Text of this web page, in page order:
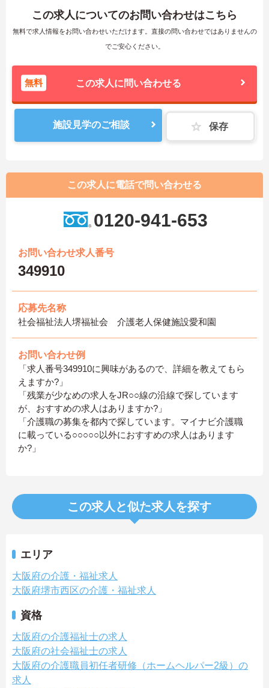
この求人についてのお問い合わせはこちら
無料で求人情報をお問い合わせいただけます。直接の問い合わせではありませんの
でご安心ください。
無料 この求人に問い合わせる
施設見学のご相談 保存
この求人に電話で問い合わせる
0120-941-653
お問い合わせ求人番号
349910
応募先名称
社会福祉法人堺福祉会 介護老人保健施設愛和園
お問い合わせ例
「求人番号349910に興味があるので、詳細を教えてもら
えますか?」
「残業が少なめの求人をJR○○線の沿線で探しています
が、おすすめの求人はありますか?」
「介護職の募集を都内で探しています。マイナビ介護職
に載っている○○○○○以外におすすめの求人はあります
か?」
この求人と似た求人を探す
エリア
大阪府の介護・福祉求人
大阪府堺市西区の介護・福祉求人
資格
大阪府の介護福祉士の求人
大阪府の社会福祉士の求人
大阪府の介護職員初任者研修（ホームヘルパー2級）の
求人